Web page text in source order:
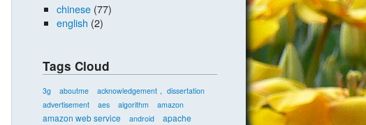
chinese (77)
english (2)
Tags Cloud
3g aboutme
acknowledgement， dissertation
advertisement
aes algorithm amazon
amazon web service android
apache